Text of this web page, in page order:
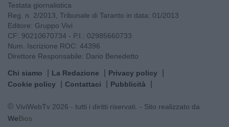
Testata giornalistica
Reg. n. 2/2013, Tribunale di Taranto in data: 01/2013
Editore: Gruppo Vivi
CF: 90210670734 - P.I.: 02985660733
Num. Iscrizione ROC: 44396
Direttore Responsabile: Dario Benedetto
Chi siamo La Redazione
Privacy policy
Cookie policy
Contattaci Pubblicità
© ViviWebTv 2026 - tutti i diritti riservati. - Sito realizzato da
WeBios